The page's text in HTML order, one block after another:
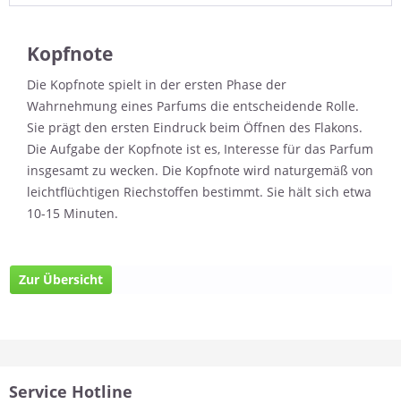
Kopfnote
Die Kopfnote spielt in der ersten Phase der
Wahrnehmung eines Parfums die entscheidende Rolle.
Sie prägt den ersten Eindruck beim Öffnen des Flakons.
Die Aufgabe der Kopfnote ist es, Interesse für das Parfum
insgesamt zu wecken. Die Kopfnote wird naturgemäß von
leichtflüchtigen Riechstoffen bestimmt. Sie hält sich etwa
10-15 Minuten.
Zur Übersicht
Service Hotline